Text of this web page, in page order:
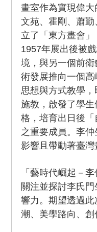
畫室作為實現偉
文苑、霍剛、蕭
立了「東方畫會
1957年展出後被
境，與另一個前
術發展推向一個
思想與方式教學
施教，啟發了學
格，培育出日後
之重要成員。李
影響且帶動著臺灣
「藝時代崛起－
關注並探討李氏
響力。期望透過
潮、美學路向、